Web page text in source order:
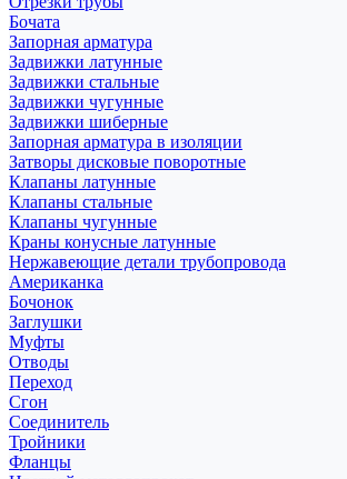
Бочата
Запорная арматура
Задвижки латунные
Задвижки стальные
Задвижки чугунные
Задвижки шиберные
Запорная арматура в изоляции
Затворы дисковые поворотные
Клапаны латунные
Клапаны стальные
Клапаны чугунные
Краны конусные латунные
Нержавеющие детали трубопровода
Американка
Бочонок
Заглушки
Муфты
Отводы
Переход
Сгон
Соединитель
Тройники
Фланцы